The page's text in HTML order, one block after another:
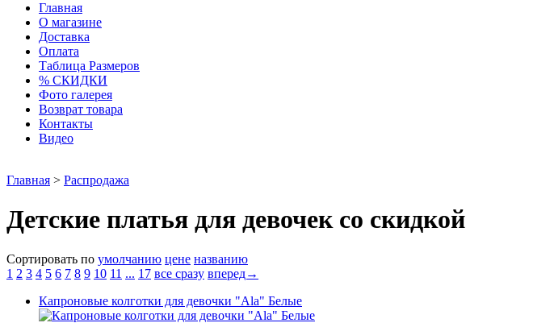
Главная
О магазине
Доставка
Оплата
Таблица Размеров
% СКИДКИ
Фото галерея
Возврат товара
Контакты
Видео
Главная > Распродажа
Детские платья для девочек со скидкой
Сортировать по умолчанию цене названию
1 2 3 4 5 6 7 8 9 10 11 ... 17 все сразу вперед→
Капроновые колготки для девочки "Ala" Белые